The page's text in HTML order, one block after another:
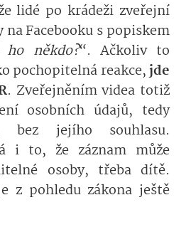
lidé po krádeži zveřejní
na Facebooku s popiskem
ho někdo?“. Ačkoliv to
pochopitelná reakce,jde
. Zveřejněním videa totiž
osobních údajů, tedy
bez jejího souhlasu.
i to, že záznam může
osoby, třeba dítě.
z pohledu zákona ještě